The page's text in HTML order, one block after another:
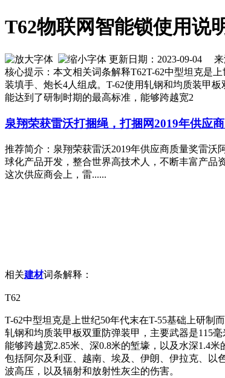
T62物联网智能锁使用说
更新日期：2023-09-04 来
核心提示：本文相关词条解释T62T-62中型坦克是
装填手、炮长4人组成。T-62使用轧钢和均质装甲
能达到了研制时期的最高标准，能够跨越宽2
泉翔荣获雷沃打捆绳，打捆网2019年供应
推荐简介：泉翔荣获雷沃2019年供应商质量奖雷沃
球化产品开发，整合世界高技术人，不断丰富产品
这次供应商会上，雷......
相关建材词条解释：
T62
T-62中型坦克是上世纪50年代末在T-55基础上研制
轧钢和均质装甲板双重防弹装甲，主要武器是115
能够跨越宽2.85米、深0.8米的堑壕，以及水深1.4
包括阿尔及利亚、越南、埃及、伊朗、伊拉克、以
波高压，以及辐射和放射性灰尘的伤害。